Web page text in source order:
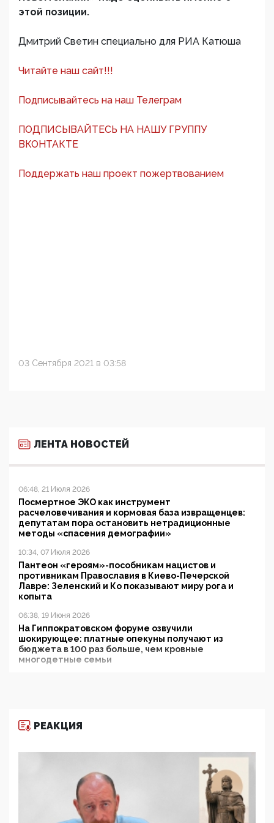
этой позиции.
Дмитрий Светин специально для РИА Катюша
Читайте наш сайт!!!
Подписывайтесь на наш Телеграм
ПОДПИСЫВАЙТЕСЬ НА НАШУ ГРУППУ
ВКОНТАКТЕ
Поддержать наш проект пожертвованием
03 Сентября 2021 в 03:58
ЛЕНТА НОВОСТЕЙ
06:48, 21 Июля 2026
Посмертное ЭКО как инструмент
расчеловечивания и кормовая база извращенцев:
депутатам пора остановить нетрадиционные
методы «спасения демографии»
10:34, 07 Июля 2026
Пантеон «героям»-пособникам нацистов и
противникам Православия в Киево-Печерской
Лавре: Зеленский и Ко показывают миру рога и
копыта
06:38, 19 Июня 2026
На Гиппократовском форуме озвучили
шокирующее: платные опекуны получают из
бюджета в 100 раз больше, чем кровные
многодетные семьи
11:53, 09 Июня 2026
деятельность ИИТО ЮНЕСКО в России, но
цифроглобалисты продолжают определять
повестку в образовании
09:43, 01 Июня 2026
5G за счет здоровья граждан: Минцифры намерено
отобрать у регионов и муниципалитетов право
РЕАКЦИЯ